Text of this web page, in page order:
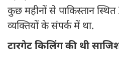
कुछ महीनों से पाकिस्तान
व्यक्तियों के संपर्क में था.
टारगेट किलिंग की थी